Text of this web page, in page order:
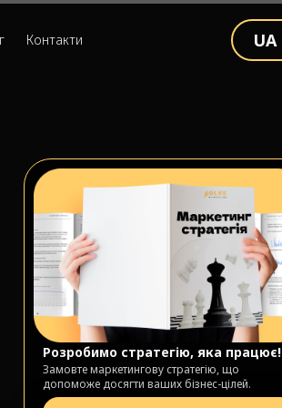
Контакти UA
Розробимо стратегію, яка працює!
Замовте маркетингову стратегію, що
допоможе досягти ваших бізнес-цілей.